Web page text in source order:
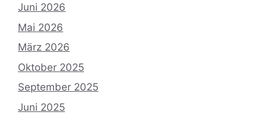
Juni 2026
Mai 2026
März 2026
Oktober 2025
September 2025
Juni 2025